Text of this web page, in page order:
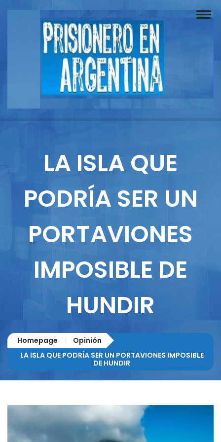
Buscador
Documentos
Columnistas
LA ISLA QUE
PODRÍA SER UN
PORTAVIONES
IMPOSIBLE DE
HUNDIR
Homepage
Opinión
LA ISLA QUE PODRÍA SER UN PORTAVIONES IMPOSIBLE
DE HUNDIR